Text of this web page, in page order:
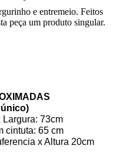
e entremeio. Feitos
peça um produto singular.
Largura: 73cm
cintuta: 65 cm
x Altura 20cm